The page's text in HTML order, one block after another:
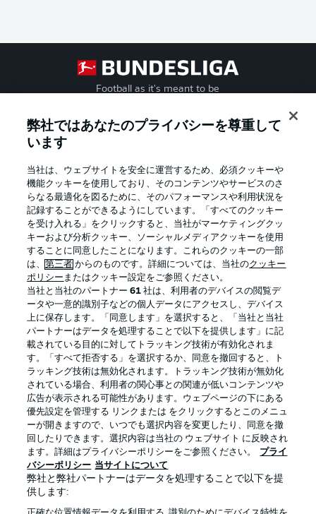
Football as it's meant to be
Official Partners
プライバシー・ポリシー 優先設定を管理する
利用条件 放送局
求人 選手
当サイトについて
弊社ではあなたのプライバシーを尊重して
います
当社は、ウェブサイトを安全に運営するため、必須クッキーや
機能クッキーを使用しており、そのコンテンツやサービスのさ
らなる最適化を図るために、そのパフォーマンスや利用状況を
記録することができるようにしています。「すべてのクッキー
を受け入れる」をクリックすると、当社がマーケティングクッ
キーおよび分析クッキー、ソーシャルメディアクッキーを使用
することに同意したことになります。これらのクッキーの一部
は、第三者 からのものです。詳細については、当社のクッキー
ポリシー またはクッキー設定をご参照ください。
当社と当社のパートナー61 社は、利用者のデバイスの閲覧デ
ータや一意的識別子などの個人データにアクセスし、デバイス
上に保存します。「同意します」を選択すると、「当社と当社
パートナーはデータを処理することで以下を提供します」に記
載されている目的に対してトラッキング技術が有効化されま
す。「すべて拒否する」を選択するか、同意を撤回すると、ト
ラッキング技術は無効化されます。トラッキング技術が無効化
されている場合、利用者の関心事との関連が低いコンテンツや
広告が表示される可能性があります。ウェブページの下にある
優先設定を管理する リンクまたは をクリックするとこのメニュ
ーが開きますので、いつでも選択内容を変更したり、同意を撤
回したりできます。選択内容は当社の ウェブサイト に反映され
ます。詳細はプライバシーポリシーをご参照ください。
プライ
バシーポリシー 当サイトについて
弊社と弊社パートナーはデータを処理することで以下を提
供します: